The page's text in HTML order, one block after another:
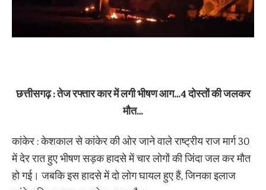
छत्तीसगढ़ : तेज रफ्तार कार में लगी भीषण आग…4 दोस्तों की जलकर
मौत…
कांकेर : केशकाल से कांकेर की ओर जाने वाले राष्ट्रीय राज मार्ग 30
में देर रात हुए भीषण सड़क हादसे में चार लोगों की जिंदा जल कर मौत
हो गई। जबकि इस हादसे में दो लोग घायल हुए हैं, जिनका इलाज